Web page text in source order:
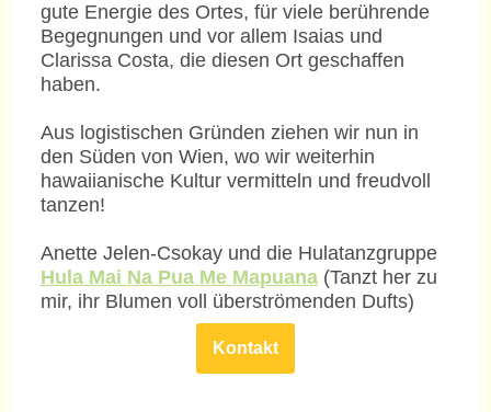
gute Energie des Ortes, für viele berührende
Begegnungen und vor allem Isaias und
Clarissa Costa, die diesen Ort geschaffen
haben.
Aus logistischen Gründen ziehen wir nun in
den Süden von Wien, wo wir weiterhin
hawaiianische Kultur vermitteln und freudvoll
tanzen!
Anette Jelen-Csokay und die Hulatanzgruppe
Hula Mai Na Pua Me Mapuana (Tanzt her zu
mir, ihr Blumen voll überströmenden Dufts)
Kontakt